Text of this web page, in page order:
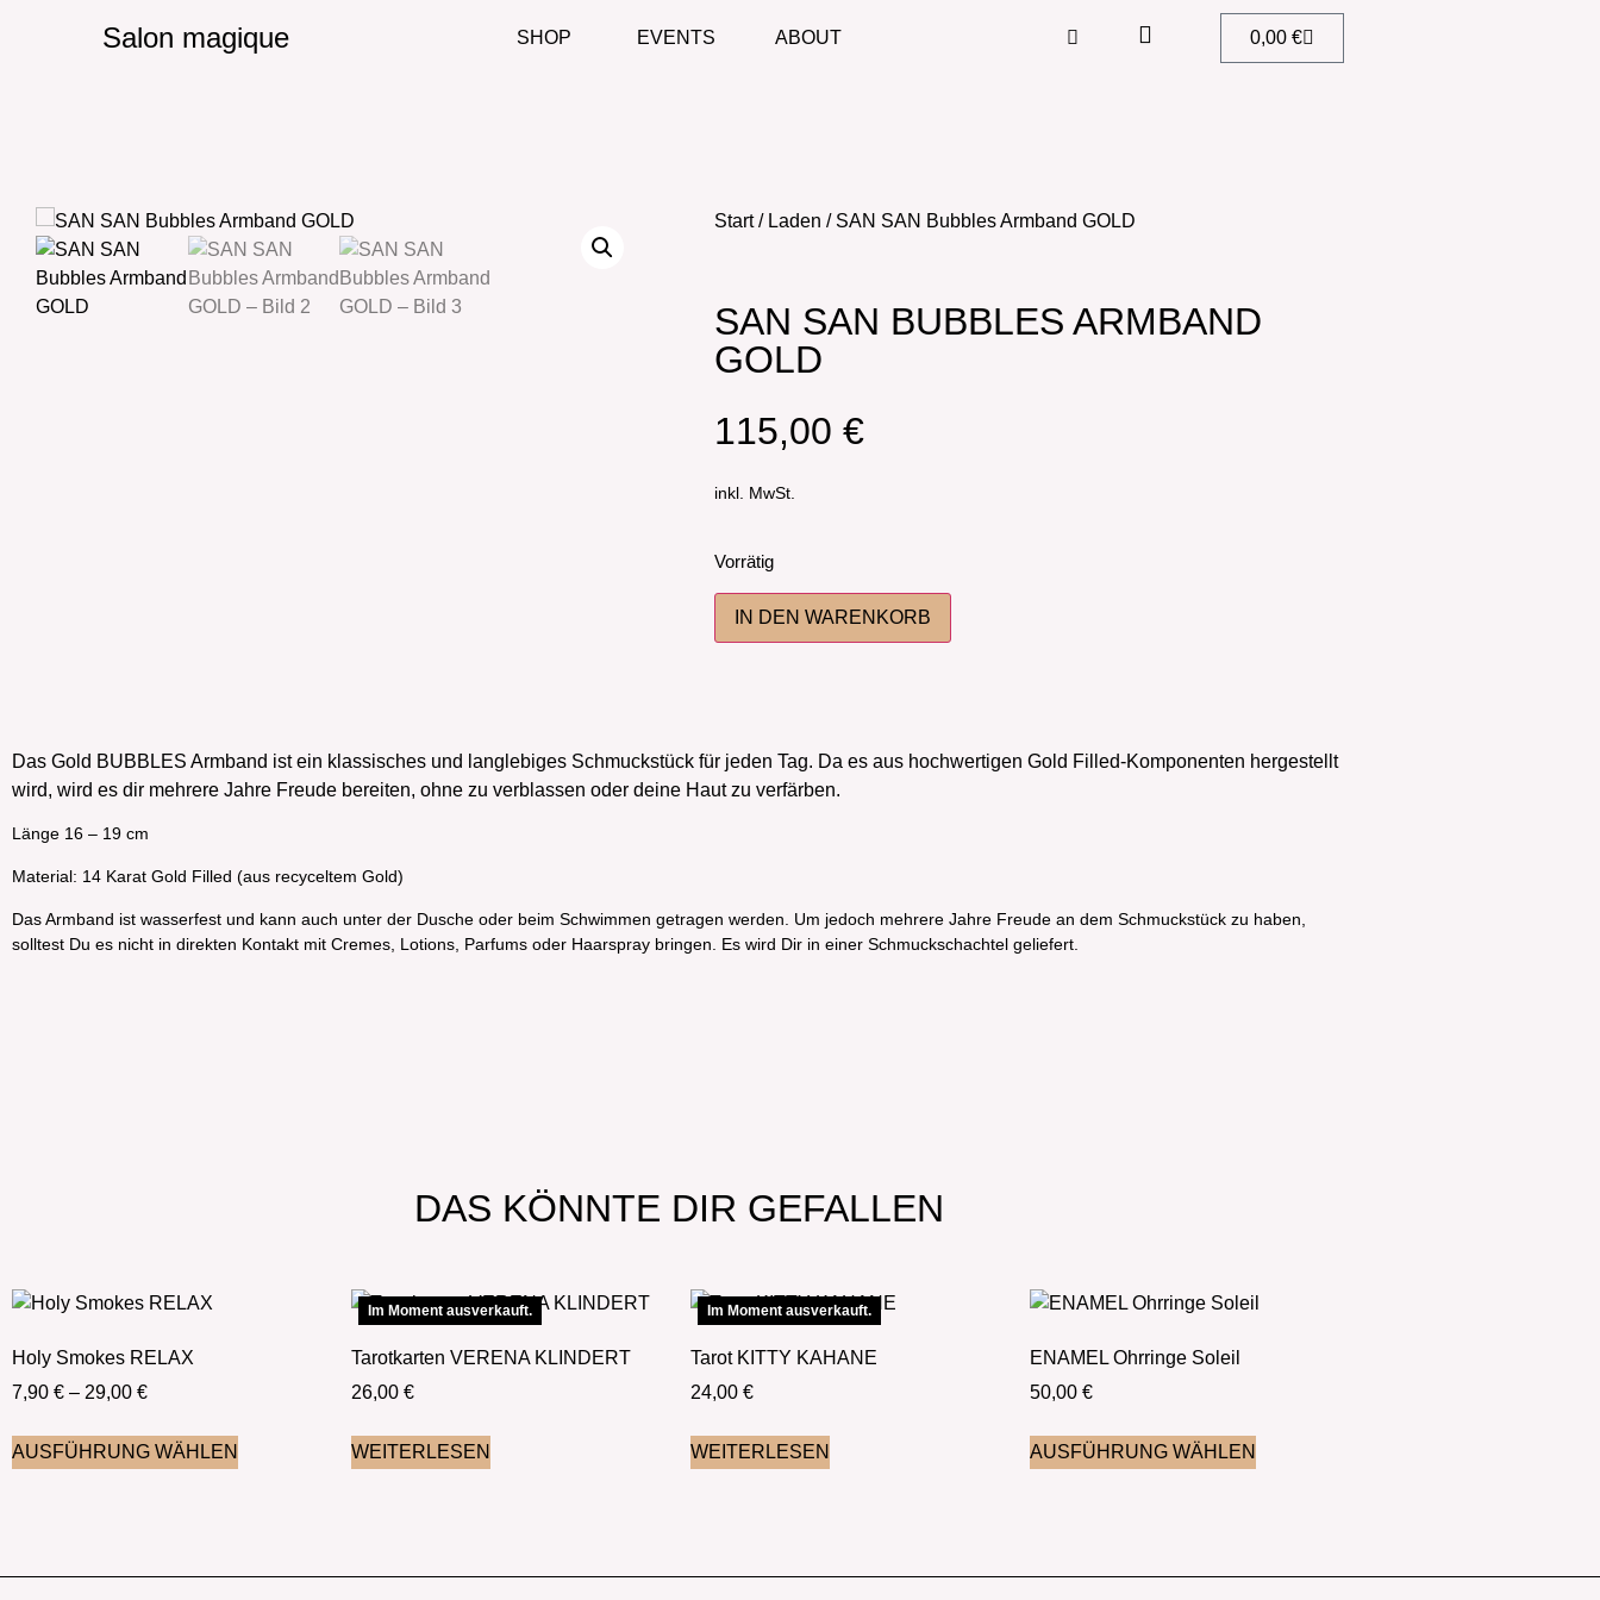
Salon magique SHOP EVENTS ABOUT 0,00€
Start/ Laden / SAN SAN Bubbles Armband GOLD
SAN SAN BUBBLES ARMBAND
GOLD
115,00 €
inkl. MwSt.
Vorrätig
IN DEN WARENKORB
Das Gold BUBBLES Armband ist ein klassisches und langlebiges Schmuckstück für jeden Tag. Da es aus hochwertigen Gold Filled-Komponenten hergestellt
wird, wird es dir mehrere Jahre Freude bereiten, ohne zu verblassen oder deine Haut zu verfärben.
Länge 16 – 19 cm
Material: 14 Karat Gold Filled (aus recyceltem Gold)
Das Armband ist wasserfest und kann auch unter der Dusche oder beim Schwimmen getragen werden. Um jedoch mehrere Jahre Freude an dem Schmuckstück zu haben,
solltest Du es nicht in direkten Kontakt mit Cremes, Lotions, Parfums oder Haarspray bringen. Es wird Dir in einer Schmuckschachtel geliefert.
DAS KÖNNTE DIR GEFALLEN
Holy Smokes RELAX
7,90 € – 29,00 €
AUSFÜHRUNG WÄHLEN
Im Moment ausverkauft.
Tarotkarten VERENA KLINDERT
26,00 €
WEITERLESEN
Im Moment ausverkauft.
Tarot KITTY KAHANE
24,00 €
WEITERLESEN
ENAMEL Ohrringe Soleil
50,00 €
AUSFÜHRUNG WÄHLEN